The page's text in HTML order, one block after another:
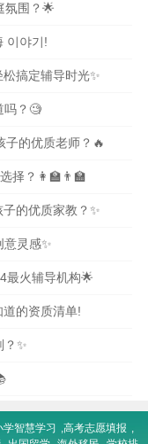
氛围？🌟
이야기!
搞定辅导时光✨
吗？🧐
的优质老师？🔥
择？👩‍🏫👨‍🏫
的优质家教？✨
灵感✨
最火辅导机构🌟
的资质清单!
✨
学智慧学习 ,高考志愿填报 ,